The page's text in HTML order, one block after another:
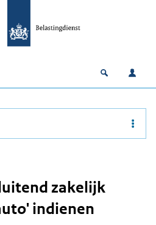
Open
zakelijk
indienen